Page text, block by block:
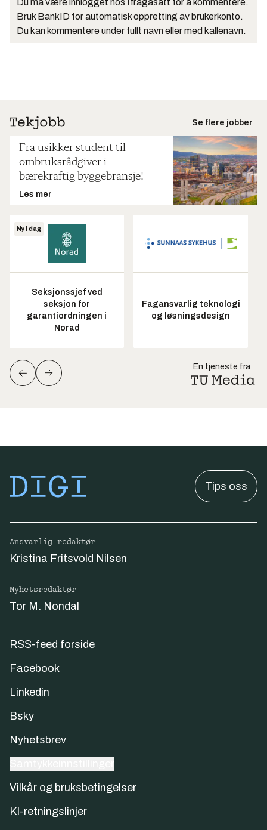
Bruk BankID for automatisk oppretting av brukerkonto.
Du kan kommentere under fullt navn eller med kallenavn.
Se flere jobber
Fra usikker student til
ombruksrådgiver i
bærekraftig byggebransje!
Les mer
Ny i dag
Seksjonssjef ved
seksjon for
garantiordningen i
Norad
Fagansvarlig teknologi
og løsningsdesign
En tjeneste fra
Tips oss
Ansvarlig redaktør
Kristina Fritsvold Nilsen
Nyhetsredaktør
Tor M. Nondal
RSS-feed forside
Facebook
Linkedin
Bsky
Nyhetsbrev
Vilkår og bruksbetingelser
KI-retningslinjer